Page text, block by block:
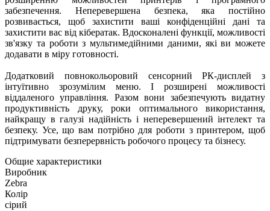
забезпечення. Неперевершена безпека, яка постійно
розвивається, щоб захистити ваші конфіденційні дані та
захистити вас від кібератак. Вдосконалені функції, можливості
зв'язку та роботи з мультимедійними даними, які ви можете
додавати в міру готовності.
Додатковий повнокольоровий сенсорний РК-дисплей з
інтуїтивно зрозумілим меню. І розширені можливості
віддаленого управління. Разом вони забезпечують видатну
продуктивність друку, роки оптимального використання,
найкращу в галузі надійність і неперевершений інтелект та
безпеку. Усе, що вам потрібно для роботи з принтером, щоб
підтримувати безперервність робочого процесу та бізнесу.
Общие характеристики
Виробник
Zebra
Колір
сірий